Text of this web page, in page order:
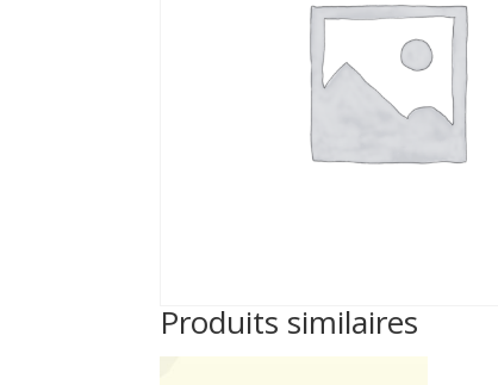
Produits similaires